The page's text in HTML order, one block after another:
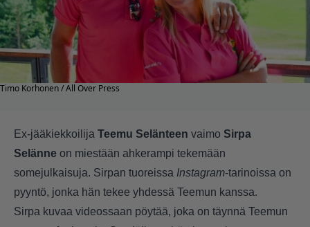
Timo Korhonen / All Over Press
Ex-jääkiekkoilija Teemu Selänteen vaimo Sirpa
Selänne on miestään ahkerampi tekemään
somejulkaisuja. Sirpan tuoreissa Instagram-tarinoissa on
pyyntö, jonka hän tekee yhdessä Teemun kanssa.
Sirpa kuvaa videossaan pöytää, joka on täynnä Teemun